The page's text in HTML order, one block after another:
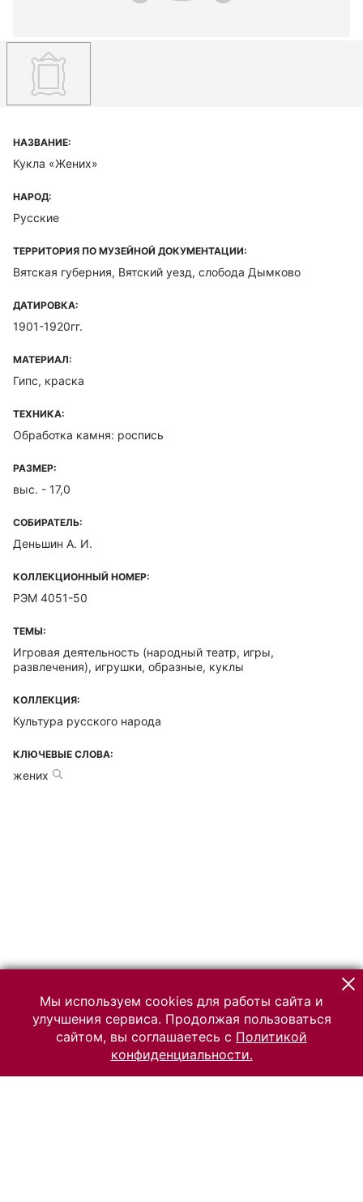
НАЗВАНИЕ:
Кукла «Жених»
НАРОД:
Русские
ТЕРРИТОРИЯ ПО МУЗЕЙНОЙ ДОКУМЕНТАЦИИ:
Вятская губерния, Вятский уезд, слобода Дымково
ДАТИРОВКА:
1901-1920гг.
МАТЕРИАЛ:
Гипс, краска
ТЕХНИКА:
Обработка камня: роспись
РАЗМЕР:
выс. - 17,0
СОБИРАТЕЛЬ:
Деньшин А. И.
КОЛЛЕКЦИОННЫЙ НОМЕР:
РЭМ 4051-50
ТЕМЫ:
Игровая деятельность (народный театр, игры,
развлечения), игрушки, образные, куклы
КОЛЛЕКЦИЯ:
Культура русского народа
КЛЮЧЕВЫЕ СЛОВА:
жених
Мы используем cookies для работы сайта и
улучшения сервиса. Продолжая пользоваться
сайтом, вы соглашаетесь с Политикой
конфиденциальности.